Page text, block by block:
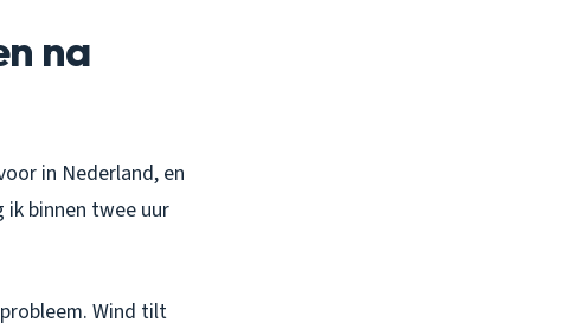
na
in Nederland, en
ik binnen twee uur
Wind tilt